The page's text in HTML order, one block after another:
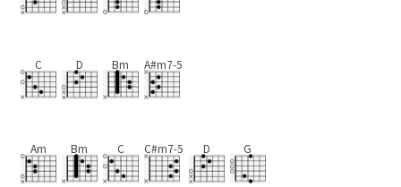
C D Bm A#m7-5
Am Bm C C#m7-5 D G